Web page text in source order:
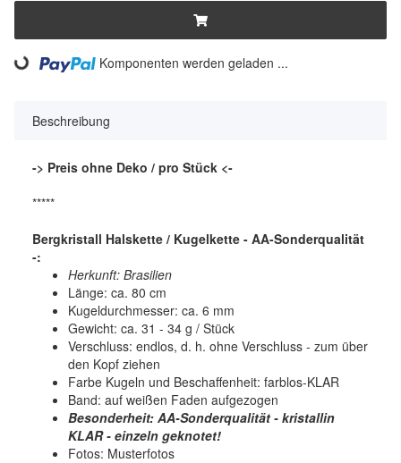
Loading... Komponenten werden geladen ...
Beschreibung
-> Preis ohne Deko / pro Stück <-
*****
Bergkristall Halskette / Kugelkette - AA-Sonderqualität
-:
Herkunft: Brasilien
Länge: ca. 80 cm
Kugeldurchmesser: ca. 6 mm
Gewicht: ca. 31 - 34 g / Stück
Verschluss: endlos, d. h. ohne Verschluss - zum über
den Kopf ziehen
Farbe Kugeln und Beschaffenheit: farblos-KLAR
Band: auf weißen Faden aufgezogen
Besonderheit: AA-Sonderqualität - kristallin
KLAR - einzeln geknotet!
Fotos: Musterfotos